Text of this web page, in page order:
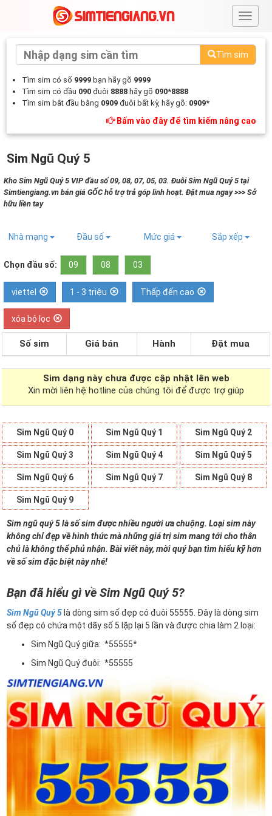
#
Tìm sim
Tìm sim có số 9999 bạn hãy gõ 9999
Tìm sim có đầu 090 đuôi 8888 hãy gõ 090*8888
Tìm sim bắt đầu bằng 0909 đuôi bất kỳ, hãy gõ: 0909*
Bấm vào đây để tìm kiếm nâng cao
Sim Ngũ Quý 5
Kho Sim Ngũ Quý 5 VIP đầu số 09, 08, 07, 05, 03. Đuôi Sim Ngũ Quý 5 tại
Simtiengiang.vn bán giá GỐC hỗ trợ trả góp linh hoạt. Đặt mua ngay >>> Sở
hữu liền tay
Nhà mạng Đầu số Mức giá Sắp xếp
Chọn đầu số: 09 08 03
viettel 1 - 3 triệu Thấp đến cao
xóa bộ lọc
Số sim Giá bán Hành Đặt mua
Sim dạng này chưa được cập nhật lên web
Xin mời liên hệ hotline của chúng tôi để được trợ giúp
Sim Ngũ Quý 0 Sim Ngũ Quý 1 Sim Ngũ Quý 2
Sim Ngũ Quý 3 Sim Ngũ Quý 4 Sim Ngũ Quý 5
Sim Ngũ Quý 6 Sim Ngũ Quý 7 Sim Ngũ Quý 8
Sim Ngũ Quý 9
Sim ngũ quý 5 là số sim được nhiều người ưa chuộng. Loại sim này
không chỉ đẹp về hình thức mà những giá trị sim mang tới cho thân
chủ là không thể phủ nhận. Bài viết này, mời quý bạn tìm hiểu kỹ hơn
về số sim đặc biệt này nhé!
Bạn đã hiểu gì về Sim Ngũ Quý 5?
Sim Ngũ Quý 5 là dòng sim số đẹp có đuôi 55555. Đây là dòng sim
số đẹp có chứa một dãy số 5 lặp lại 5 lần và được chia làm 2 loại:
Sim Ngũ Quý giữa: *55555*
Sim Ngũ Quý đuôi: *55555